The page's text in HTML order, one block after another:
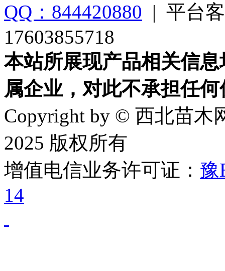
QQ：844420880 | 平台
17603855718
本站所展现产品相关信
属企业，对此不承担任
Copyright by © 西北苗木
2025 版权所有
增值电信业务许可证： 豫
14